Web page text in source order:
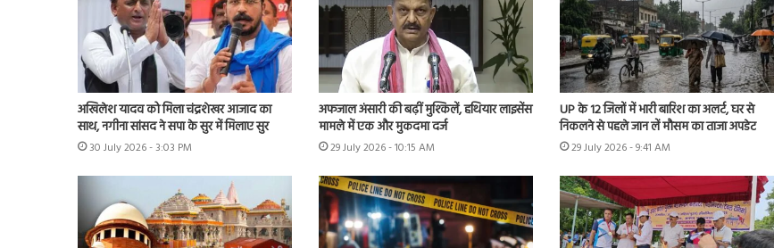
अखिलेश यादव को मिला चंद्रशेखर आजाद का
साथ, नगीना सांसद ने सपा के सुर में मिलाए सुर
30 July 2026 - 3:03 PM
अफजाल अंसारी की बढ़ीं मुश्किलें, हथियार लाइसेंस
मामले में एक और मुकदमा दर्ज
29 July 2026 - 10:15 AM
UP के 12 जिलों में भारी बारिश का अलर्ट, घर से
निकलने से पहले जान लें मौसम का ताजा अपडेट
29 July 2026 - 9:41 AM